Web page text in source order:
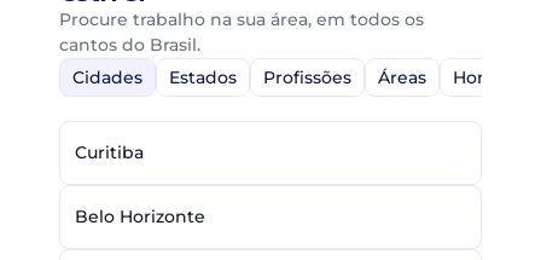
Procure trabalho na sua área, em todos os
cantos do Brasil.
Cidades
Estados Profissões Áreas Home-
Curitiba
Belo Horizonte